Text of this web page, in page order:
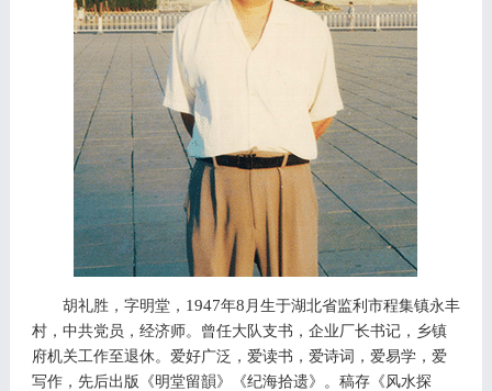
胡礼胜， 字明堂， 1947年8 月生于湖北省监利市程集镇永丰
村，中共党员，经济师。曾任大队支书，企业厂长书记，乡镇
府机关工作至退休。爱好广泛，爱读书，爱诗词，爱易学，爱
写作，先后出版《明堂留韻》《纪海拾遗》。稿存《风水探